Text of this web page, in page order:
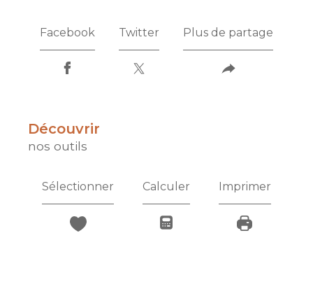
Facebook Twitter Plus de partage
découvrir
nos outils
Sélectionner Calculer Imprimer